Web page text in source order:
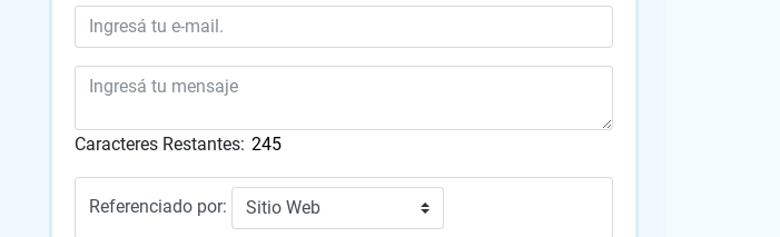
Caracteres Restantes:
Referenciado por: